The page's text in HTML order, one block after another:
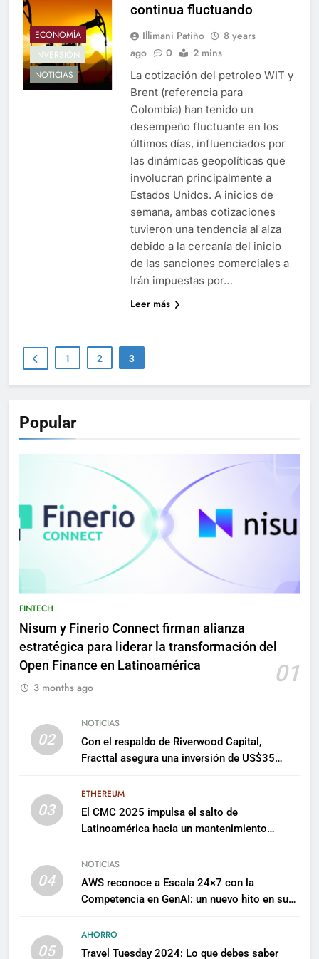
ECONOMÍA
INVERSIÓN
NOTICIAS
continua fluctuando
Illimani Patiño
8 years
ago
0 2 mins
La cotización del petroleo WIT y
Brent (referencia para
Colombia) han tenido un
desempeño fluctuante en los
últimos días, influenciados por
las dinámicas geopolíticas que
involucran principalmente a
Estados Unidos. A inicios de
semana, ambas cotizaciones
tuvieron una tendencia al alza
debido a la cercanía del inicio
de las sanciones comerciales a
Irán impuestas por…
Leer más
1 2 3
Popular
FINTECH
Nisum y Finerio Connect firman alianza
estratégica para liderar la transformación del
Open Finance en Latinoamérica
01
3 months ago
02
NOTICIAS
Con el respaldo de Riverwood Capital,
Fracttal asegura una inversión de US$35
03
ETHEREUM
El CMC 2025 impulsa el salto de
Latinoamérica hacia un mantenimiento
04
NOTICIAS
AWS reconoce a Escala 24×7 con la
Competencia en GenAI: un nuevo hito en su
05
AHORRO
Travel Tuesday 2024: Lo que debes saber